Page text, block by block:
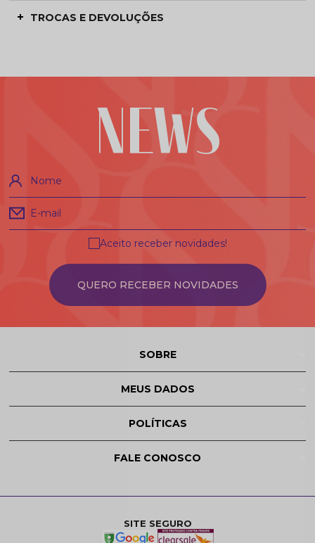
TROCAS E DEVOLUÇÕES
NEWS
Nome
E-mail
QUERO RECEBER NOVIDADES
Aceito receber novidades!
SOBRE
MEUS DADOS
POLÍTICAS
FALE CONOSCO
SITE SEGURO